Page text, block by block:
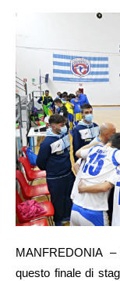
MANFREDONIA
questo finale di